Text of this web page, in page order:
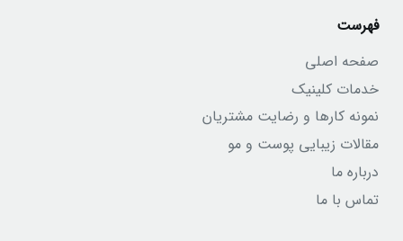
فهرست
صفحه اصلی
خدمات کلینیک
نمونه کارها و رضایت مشتریان
مقالات زیبایی پوست و مو
درباره ما
تماس با ما